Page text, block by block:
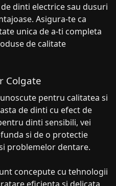
dinti electrice sau dusuri
Asigura-te ca
unica de a-ti completa
de calitate
Colgate
pentru calitatea si
de dinti cu efect de
dinti sensibili, vei
si de o protectie
problemelor dentare.
concepute cu tehnologii